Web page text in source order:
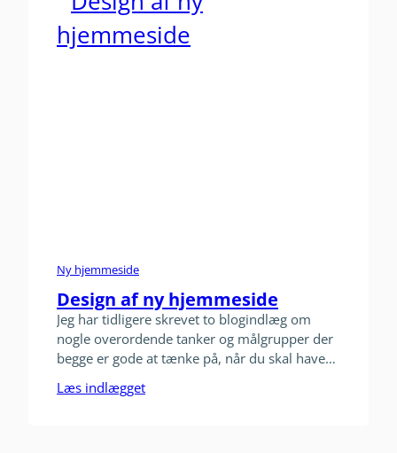
Ny hjemmeside
Design af ny hjemmeside
Jeg har tidligere skrevet to blogindlæg om
nogle overordende tanker og målgrupper der
begge er gode at tænke på, når du skal have
fortælle dig valg af farver, fonte(skrifttyper),
Læs indlægget